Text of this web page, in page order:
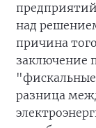
над
причина
заключение
разница